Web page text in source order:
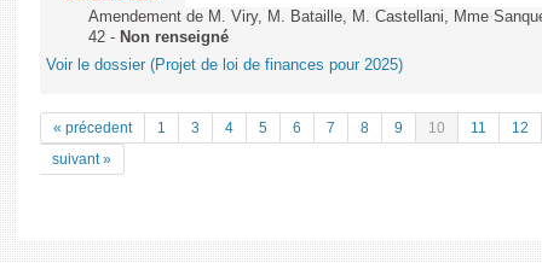
Amendement de M. Viry, M. Bataille, M. Castellani, Mme
42 - Non renseigné
Voir le dossier (Projet de loi de finances pour 2025)
« précedent 1 3 4 5 6 7 8 9 10 11
12
suivant »